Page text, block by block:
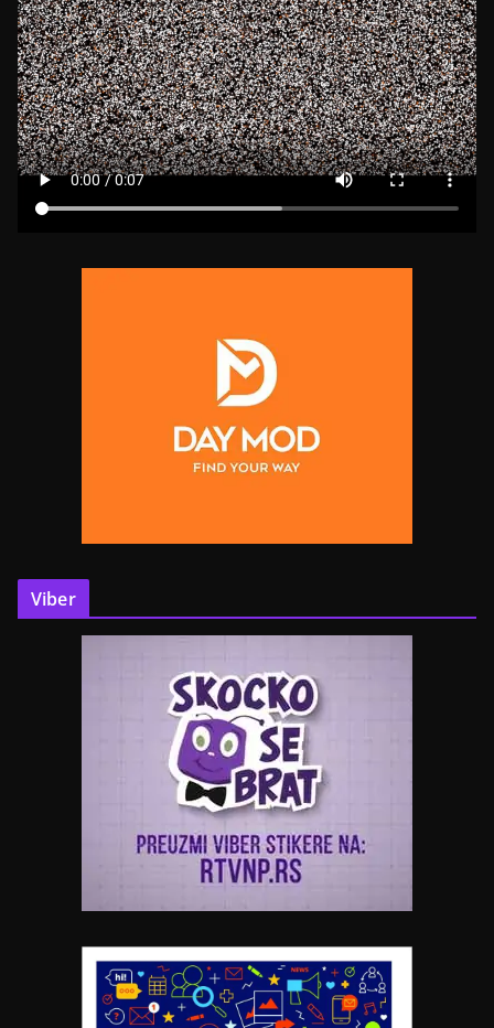
Viber